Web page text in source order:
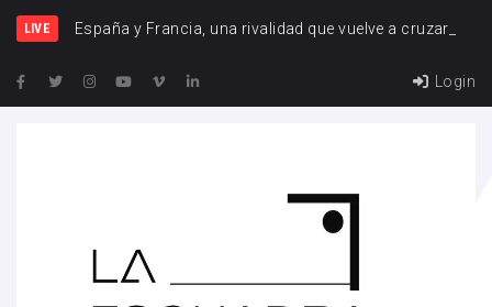
LIVE España y Francia, una rivalidad que vuelve a cruzarse
Login